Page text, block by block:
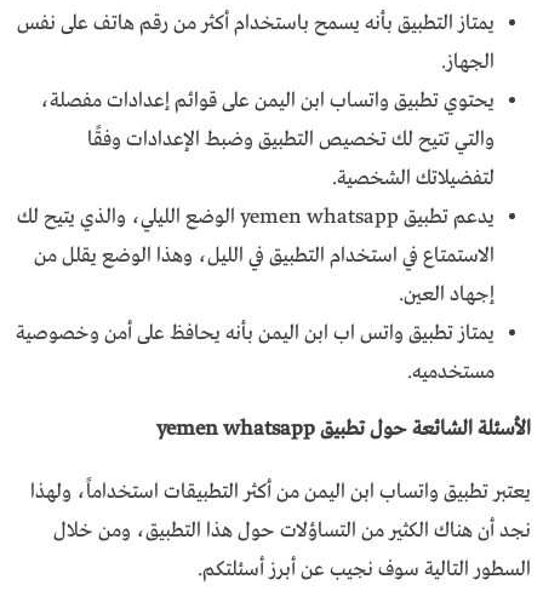
يمتاز التطبيق بأنه يسمح باستخدام أكثر من رقم هاتف على نفس
الجهاز.
يحتوي تطبيق واتساب ابن اليمن على قوائم إعدادات مفصلة،
والتي تتيح لك تخصيص التطبيق وضبط الإعدادات وفقًا
لتفضيلاتك الشخصية.
يدعم تطبيق yemen whatsapp الوضع الليلي، والذي يتيح لك
الاستمتاع في استخدام التطبيق في الليل، وهذا الوضع يقلل من
إجهاد العين.
يمتاز تطبيق واتس اب ابن اليمن بأنه يحافظ على أمن وخصوصية
مستخدميه.
الأسئلة الشائعة حول تطبيق yemen whatsapp
يعتبر تطبيق واتساب ابن اليمن من أكثر التطبيقات استخداماً، ولهذا
نجد أن هناك الكثير من التساؤلات حول هذا التطبيق، ومن خلال
السطور التالية سوف نجيب عن أبرز أسئلتكم.